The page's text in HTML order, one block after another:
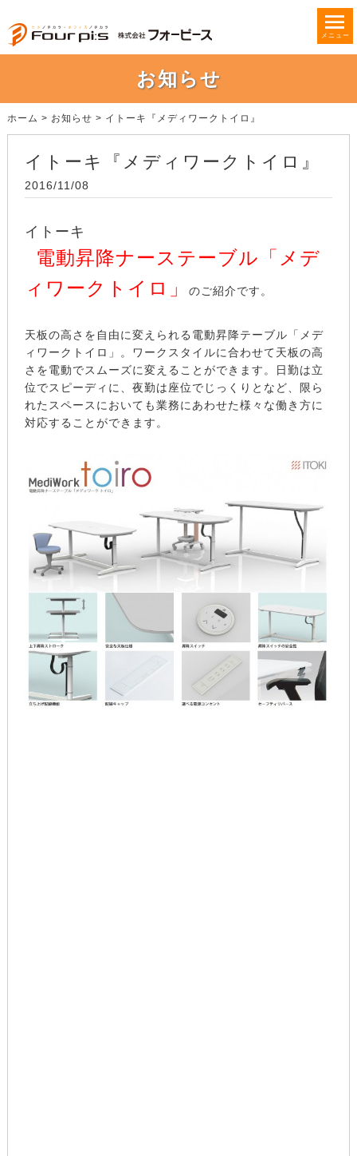
メニュー
お知らせ
ホーム > お知らせ > イトーキ『メディワークトイロ』
イトーキ『メディワークトイロ』
2016/11/08
イトーキ
電動昇降ナーステーブル「メデ
ィワークトイロ」
のご紹介です。
天板の高さを自由に変えられる電動昇降テーブル「メデ
ィワークトイロ」。ワークスタイルに合わせて天板の高
さを電動でスムーズに変えることができます。日勤は立
位でスピーディに、夜勤は座位でじっくりとなど、限ら
れたスペースにおいても業務にあわせた様々な働き方に
対応することができます。